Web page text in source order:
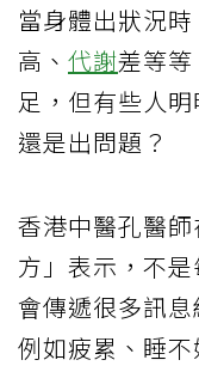
當身體出狀況
高、 代謝差等
足，但有些人
還是出問題？
香港中醫孔醫
方」表示，不
會傳遞很多訊
例如疲累、睡